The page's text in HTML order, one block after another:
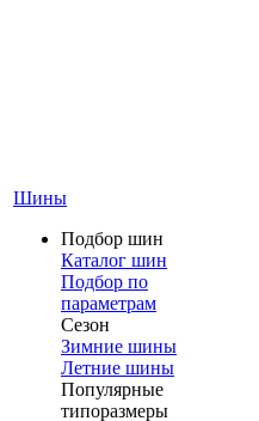
Шины
Подбор шин
Каталог шин
Подбор по
параметрам
Сезон
Зимние шины
Летние шины
Популярные
типоразмеры